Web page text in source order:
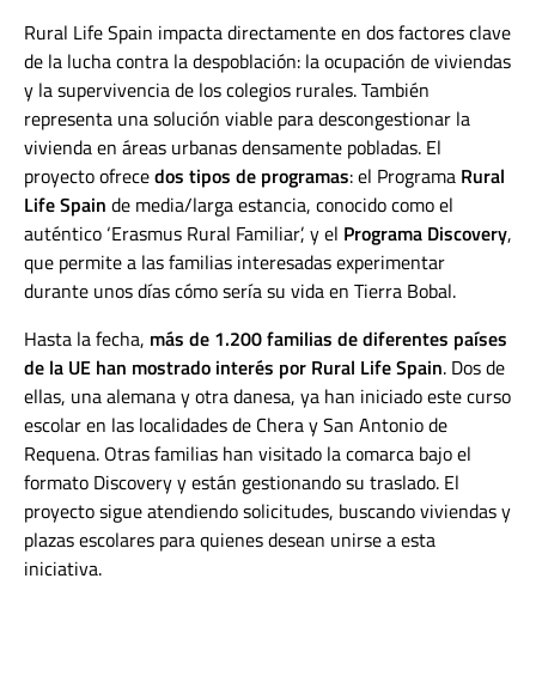
Rural Life Spain impacta directamente en dos factores clave
de la lucha contra la despoblación: la ocupación de viviendas
y la supervivencia de los colegios rurales. También
representa una solución viable para descongestionar la
vivienda en áreas urbanas densamente pobladas. El
proyecto ofrecedos tipos de programas: el Programa Rural
Life Spain de media/larga estancia, conocido como el
auténtico ‘Erasmus Rural Familiar’, y el Programa Discovery,
que permite a las familias interesadas experimentar
durante unos días cómo sería su vida en Tierra Bobal.
Hasta la fecha, más de 1.200 familias de diferentes países
de la UE han mostrado interés por Rural Life Spain. Dos de
ellas, una alemana y otra danesa, ya han iniciado este curso
escolar en las localidades de Chera y San Antonio de
Requena. Otras familias han visitado la comarca bajo el
formato Discovery y están gestionando su traslado. El
proyecto sigue atendiendo solicitudes, buscando viviendas y
plazas escolares para quienes desean unirse a esta
iniciativa.